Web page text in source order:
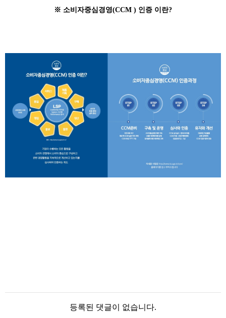
※ 소비자중심경영(CCM ) 인증 이란?
등록된 댓글이 없습니다.